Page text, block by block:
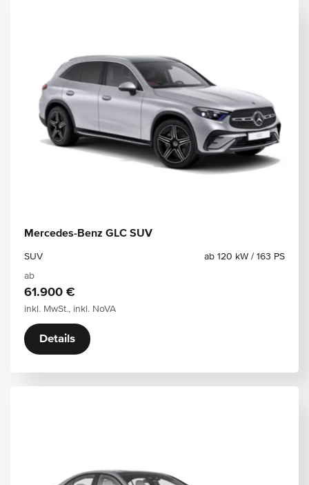
Mercedes-Benz GLC SUV
SUV
ab 120 kW / 163 PS
ab
61.900 €
inkl. MwSt., inkl. NoVA
Details